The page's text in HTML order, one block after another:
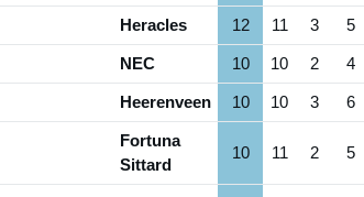
Heracles 12 11 3 5
NEC 10 10 2 4
Heerenveen 10 10 3 6
Fortuna
Sittard
10 11 2 5